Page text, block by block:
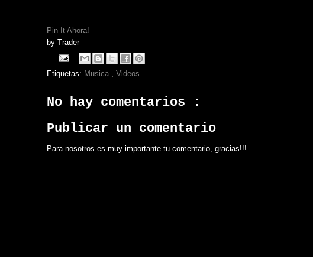
Pin It Ahora!
by Trader
Etiquetas: Musica Videos
No hay comentarios :
Publicar un comentario
Para nosotros es muy importante tu comentario, gracias!!!